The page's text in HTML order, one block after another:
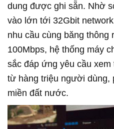
dung được ghi sẵn. Nhờ
vào lớn tới 32Gbit
nhu cầu cùng băng thông
100Mbps, hệ thống máy
sắc đáp ứng yêu cầu
từ hàng triệu người dùng,
miền đất nước.